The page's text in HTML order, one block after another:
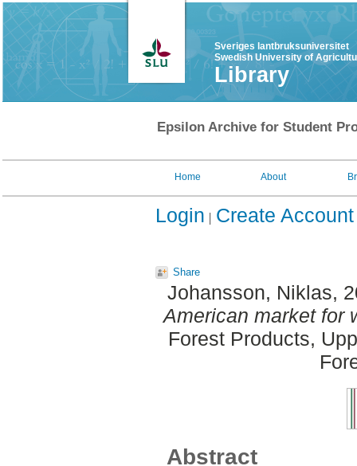
Sveriges lantbruksuniversitet
Swedish University of
Library
Epsilon Archive for Student
Home About
Login Create Account
Share
Johansson, Niklas,
American market for
Forest Products,
Abstract